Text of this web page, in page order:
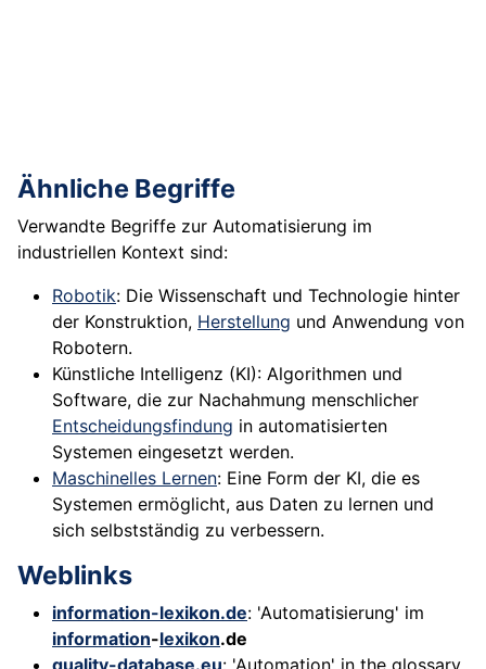
Ähnliche Begriffe
Verwandte Begriffe zur Automatisierung im
industriellen Kontext sind:
Robotik: Die Wissenschaft und Technologie hinter
der Konstruktion, Herstellung und Anwendung von
Robotern.
Künstliche Intelligenz (KI): Algorithmen und
Software, die zur Nachahmung menschlicher
Entscheidungsfindung in automatisierten
Systemen eingesetzt werden.
Maschinelles Lernen: Eine Form der KI, die es
Systemen ermöglicht, aus Daten zu lernen und
sich selbstständig zu verbessern.
Weblinks
information-lexikon.de: 'Automatisierung' im
information-lexikon.de